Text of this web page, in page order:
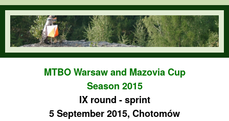
Skip to main content
orienteering.waw.pl
MTBO Warsaw and Mazovia Cup
Season 2015
IX round - sprint
5 September 2015, Chotomów